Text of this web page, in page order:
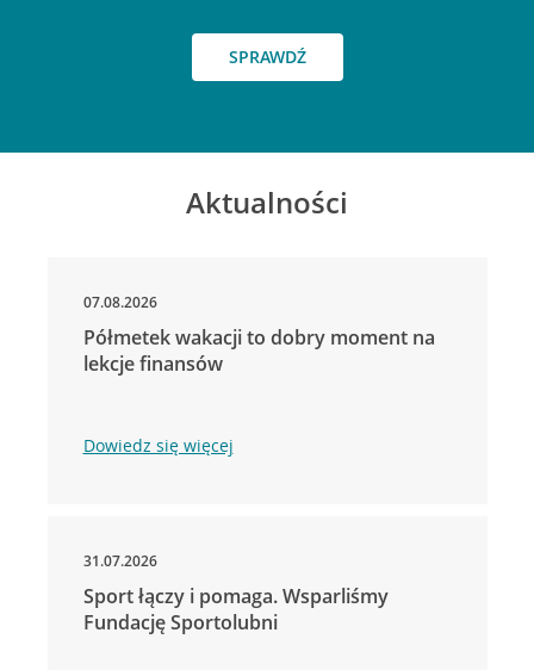
SPRAWDŹ
Aktualności
07.08.2026
Półmetek wakacji to dobry moment na
lekcje finansów
Dowiedz się więcej
31.07.2026
Sport łączy i pomaga. Wsparliśmy
Fundację Sportolubni